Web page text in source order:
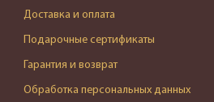
Доставка и оплата
Подарочные сертификаты
Гарантия и возврат
Обработка персональных данных